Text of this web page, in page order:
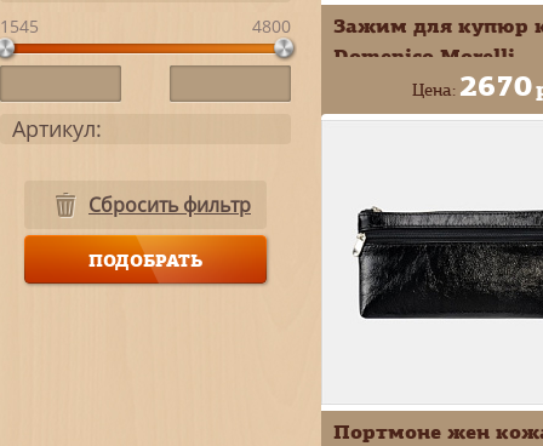
1545 4800
Артикул:
Сбросить фильтр
Зажим для купюр
Domenico Morelli
Амадей черный с
монетником DM-
Цена: 2670
Портмоне жен